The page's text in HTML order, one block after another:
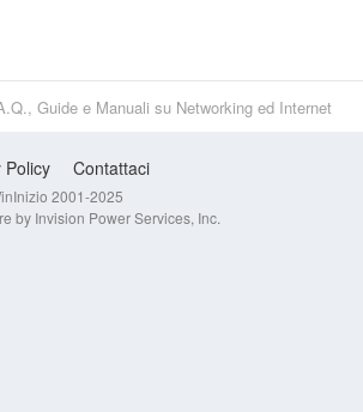
Guide e Manuali su Networking ed Internet
Policy Contattaci
2001-2025
by Invision Power Services, Inc.